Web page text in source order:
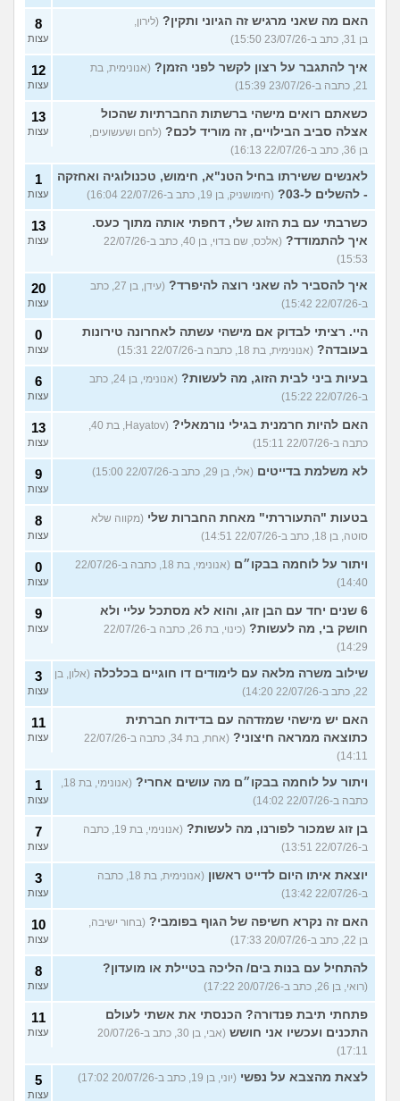
האם מה שאני מרגיש זה הגיוני ותקין? (לירון,
בן 31, כתב ב-23/07/26 15:50)
8
עצות
איך להתגבר על רצון לקשר לפני הזמן? (אנונימית, בת
21, כתבה ב-23/07/26 15:39)
12
עצות
כשאתם רואים מישהי ברשתות החברתיות שהכול
אצלה סביב הבילויים, זה מוריד לכם? (לחם ושעשועים,
בן 36, כתב ב-22/07/26 16:13)
13
עצות
לאנשים ששירתו בחיל הטנ"א, חימוש, טכנולוגיה ואחזקה
- להשלים ל-03?
(חימושניק, בן 19, כתב ב-22/07/26 16:04)
1
עצות
כשרבתי עם בת הזוג שלי, דחפתי אותה מתוך כעס.
איך להתמודד?
(אלכס, שם בדוי, בן 40, כתב ב-22/07/26
15:53)
13
עצות
איך להסביר לה שאני רוצה להיפרד?
(עידן, בן 27, כתב
ב-22/07/26 15:42)
20
עצות
היי. רציתי לבדוק אם מישהי עשתה לאחרונה טירונות
בעובדה? (אנונימית, בת 18, כתבה ב-22/07/26 15:31)
0
עצות
בעיות ביני לבית הזוג, מה לעשות?
(אנונימי, בן 24, כתב
ב-22/07/26 15:22)
6
עצות
האם להיות חרמנית בגילי נורמאלי?
כתבה ב-22/07/26 15:11)
13
עצות
לא משלמת בדייטים (אלי, בן 29, כתב ב-22/07/26 15:00) 9
עצות
בטעות "התעוררתי" מאחת החברות שלי (מקווה שלא
סוטה, בן 18, כתב ב-22/07/26 14:51)
8
עצות
ויתור על לוחמה בבקו״ם
(אנונימי, בת 18, כתבה ב-22/07/26
14:40)
0
עצות
6 שנים יחד עם הבן זוג, והוא לא מסתכל עליי ולא
חושק בי, מה לעשות?
(כינוי, בת 26, כתבה ב-22/07/26
14:29)
9
עצות
שילוב משרה מלאה עם לימודים דו חוגיים בכלכלה (אלון, בן
22, כתב ב-22/07/26 14:20)
3
עצות
האם יש מישהי שמזדהה עם בדידות חברתית
כתוצאה ממראה חיצוני?
(אחת, בת 34, כתבה ב-22/07/26
14:11)
11
עצות
ויתור על לוחמה בבקו״ם מה עושים אחרי?
כתבה ב-22/07/26 14:02)
1
עצות
בן זוג שמכור לפורנו, מה לעשות?
(אנונימי, בת 19, כתבה
ב-22/07/26 13:51)
7
עצות
יוצאת איתו היום לדייט ראשון
(אנונימית, בת 18, כתבה
ב-22/07/26 13:42)
3
עצות
האם זה נקרא חשיפה של הגוף בפומבי? (בחור ישיבה,
בן 22, כתב ב-20/07/26 17:33)
10
עצות
להתחיל עם בנות בים/ הליכה בטיילת או מועדון?
(רואי, בן 26, כתב ב-20/07/26 17:22)
8
עצות
פתחתי תיבת פנדורה? הכנסתי את אשתי לעולם
התכנים ועכשיו אני חושש
(אבי, בן 30, כתב ב-20/07/26
17:11)
11
עצות
לצאת מהצבא על נפשי (יוני, בן 19, כתב ב-20/07/26 17:02) 5
עצות